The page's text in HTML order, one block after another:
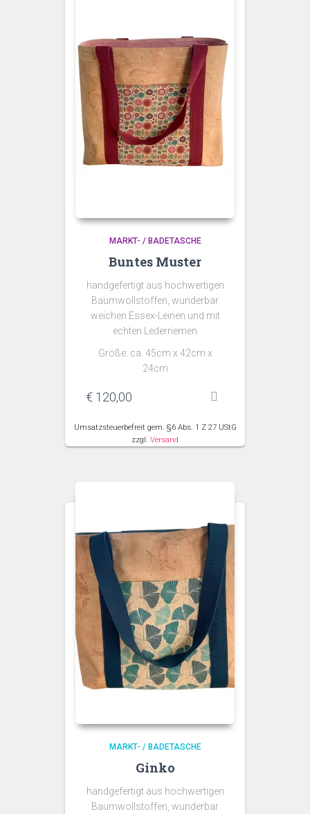
MARKT- / BADETASCHE
Buntes Muster
handgefertigt aus hochwertigen
Baumwollstoffen, wunderbar
weichen Essex-Leinen und mit
echten Lederriemen
Größe: ca. 45cm x 42cm x
24cm
€ 120,00
Umsatzsteuerbefreit gem. §6 Abs. 1 Z 27 UStG
zzgl. Versand
MARKT- / BADETASCHE
Ginko
handgefertigt aus hochwertigen
Baumwollstoffen, wunderbar